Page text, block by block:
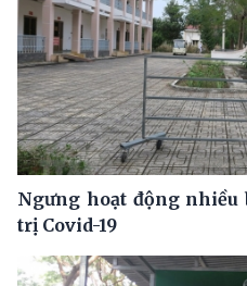
Ngưng hoạt động nhiều
trị Covid-19